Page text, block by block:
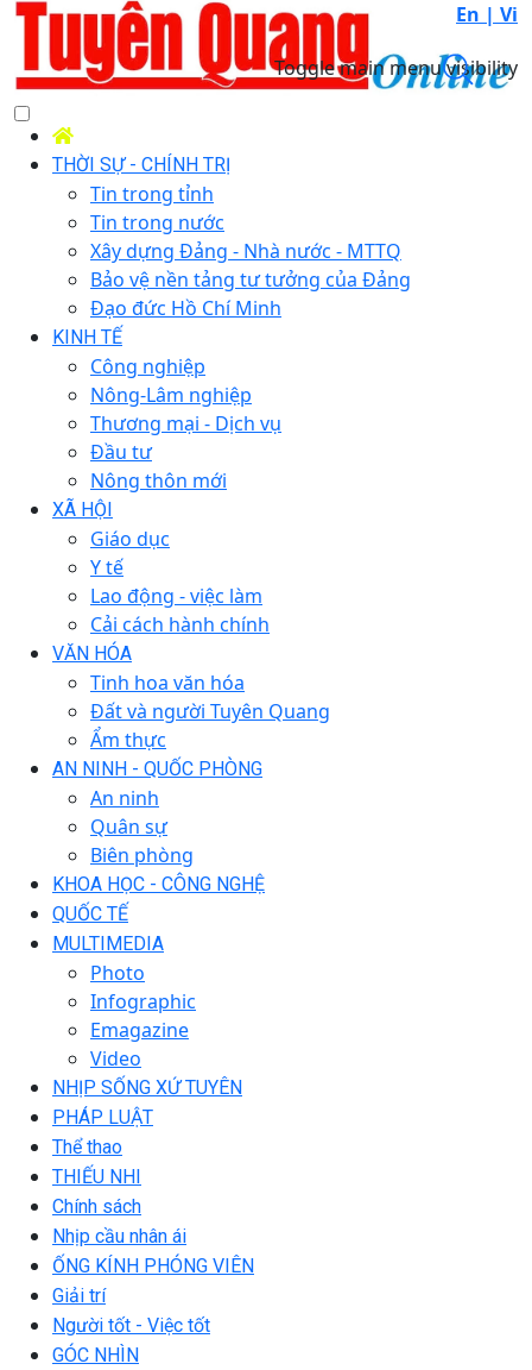
En | Vi
Toggle main menu visibility
THỜI SỰ - CHÍNH TRỊ
Tin trong tỉnh
Tin trong nước
Xây dựng Đảng - Nhà nước - MTTQ
Bảo vệ nền tảng tư tưởng của Đảng
Đạo đức Hồ Chí Minh
KINH TẾ
Công nghiệp
Nông-Lâm nghiệp
Thương mại - Dịch vụ
Đầu tư
Nông thôn mới
XÃ HỘI
Giáo dục
Y tế
Lao động - việc làm
Cải cách hành chính
VĂN HÓA
Tinh hoa văn hóa
Đất và người Tuyên Quang
Ẩm thực
AN NINH - QUỐC PHÒNG
An ninh
Quân sự
Biên phòng
KHOA HỌC - CÔNG NGHỆ
QUỐC TẾ
MULTIMEDIA
Photo
Infographic
Emagazine
Video
NHỊP SỐNG XỨ TUYÊN
PHÁP LUẬT
Thể thao
THIẾU NHI
Chính sách
Nhịp cầu nhân ái
ỐNG KÍNH PHÓNG VIÊN
Giải trí
Người tốt - Việc tốt
GÓC NHÌN